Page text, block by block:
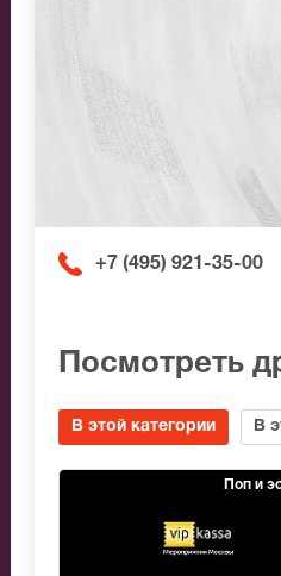
+7 (495) 921-35-00
Посмотреть
В этой категории В
Поп и